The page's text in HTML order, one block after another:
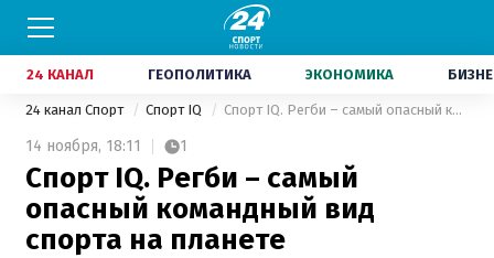
24 КАНАЛ ГЕОПОЛИТИКА ЭКОНОМИКА
24 канал Спорт Спорт IQ Спорт IQ. Регби – самый опасный командный вид спорта на планете
14 ноября, 18:11 1
Спорт IQ. Регби – самый
опасный командный вид
спорта на планете